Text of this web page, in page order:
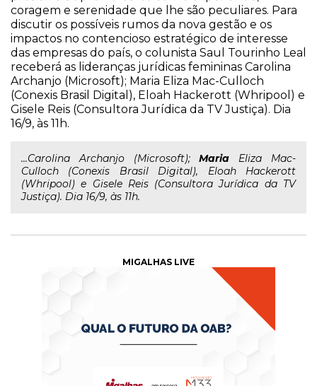
coragem e serenidade que lhe são peculiares. Para
discutir os possíveis rumos da nova gestão e os
impactos no contencioso estratégico de interesse
das empresas do país, o colunista Saul Tourinho Leal
receberá as lideranças jurídicas femininas Carolina
Archanjo (Microsoft); Maria Eliza Mac-Culloch
(Conexis Brasil Digital), Eloah Hackerott (Whripool) e
Gisele Reis (Consultora Jurídica da TV Justiça). Dia
16/9, às 11h.
...Carolina Archanjo (Microsoft);Maria Eliza Mac-
Culloch (Conexis Brasil Digital), Eloah Hackerott
(Whripool) e Gisele Reis (Consultora Jurídica da TV
Justiça). Dia 16/9, às 11h.
MIGALHAS LIVE